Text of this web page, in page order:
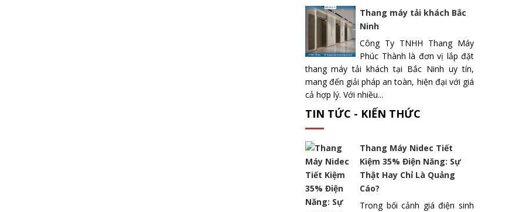
Thang máy tải khách Bắc
Ninh
Công Ty TNHH Thang Máy
Phúc Thành là đơn vị lắp đặt
thang máy tải khách tại Bắc Ninh uy tín,
mang đến giải pháp an toàn, hiện đại với giá
cả hợp lý. Với nhiều...
TIN TỨC - KIẾN THỨC
Thang Máy Nidec Tiết
Kiệm 35% Điện Năng: Sự
Thật Hay Chỉ Là Quảng
Cáo?
Trong bối cảnh giá điện sinh